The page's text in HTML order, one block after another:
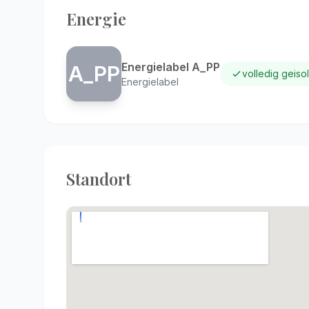
Energie
A_PP Energielabel A_PP
Energielabel
volledig
Standort